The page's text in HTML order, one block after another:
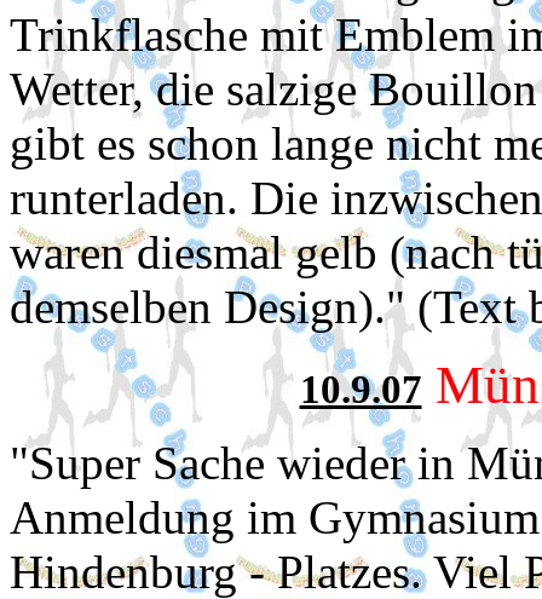
Trinkflasche mit Emblem
Wetter, die salzige
gibt es schon lange nicht
runterladen. Die
waren diesmal gelb (nach
demselben Design)." (Text
10.9.07
"Super Sache wieder in
Anmeldung im
Hindenburg - Platzes. Viel